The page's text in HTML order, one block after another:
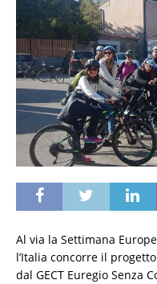
Al via la Settimana
l’Italia concorre il
dal GECT Euregio Senza